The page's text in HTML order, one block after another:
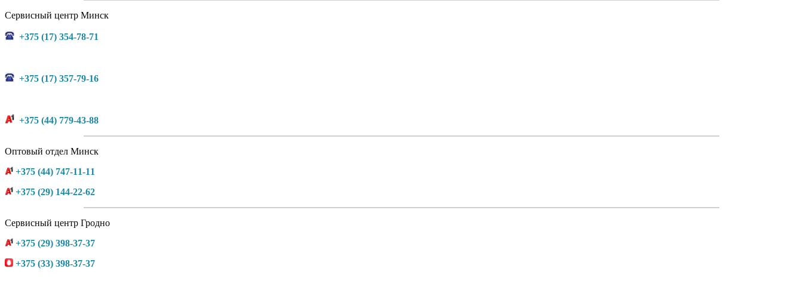
Сервисный центр Минск
+375 (17) 354-78-71
+375 (17) 357-79-16
+375 (44) 779-43-88
Оптовый отдел Минск
+375 (44) 747-11-11
+375 (29) 144-22-62
Сервисный центр Гродно
+375 (29) 398-37-37
+375 (33) 398-37-37